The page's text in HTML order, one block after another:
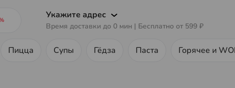
Укажите адрес
Время доставки до 0 мин | Бесплатно от 599 ₽
Пицца Супы Гёдза Паста Горячее и